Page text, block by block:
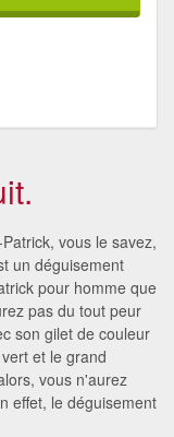
vous le savez,
un déguisement
pour homme que
pas du tout peur
son gilet de couleur
et le grand
vous n'aurez
effet, le déguisement